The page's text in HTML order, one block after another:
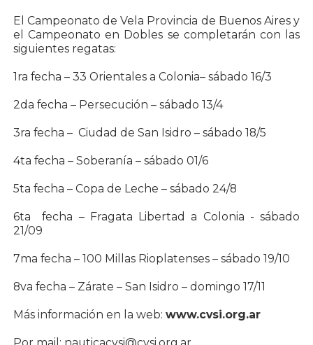
El Campeonato de Vela Provincia de Buenos Aires y
el Campeonato en Dobles se completarán con las
siguientes regatas:
1ra fecha – 33 Orientales a Colonia– sábado 16/3
2da fecha – Persecución – sábado 13/4
3ra fecha – Ciudad de San Isidro – sábado 18/5
4ta fecha – Soberanía – sábado 01/6
5ta fecha – Copa de Leche – sábado 24/8
6ta fecha – Fragata Libertad a Colonia - sábado
21/09
7ma fecha – 100 Millas Rioplatenses – sábado 19/10
8va fecha – Zárate – San Isidro – domingo 17/11
Más información en la web: www.cvsi.org.ar